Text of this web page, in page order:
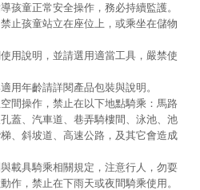
孩童正常安全操作，務必持續監護。
止孩童站立在座位上，或乘坐在儲物
用說明，並請選用適當工具，嚴禁使
用年齡請詳閱產品包裝與說明。
間操作，禁止在以下地點騎乘：馬路
蓋、汽車道、巷弄騎樓間、泳池、池
、斜坡道、高速公路，及其它會造成
載具騎乘相關規定，注意行人，勿耍
作，禁止在下雨天或夜間騎乘使用。